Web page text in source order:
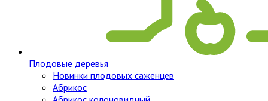
Плодовые деревья
Новинки плодовых саженцев
Абрикос